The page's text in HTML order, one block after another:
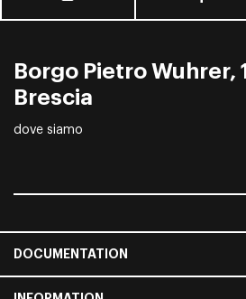
Borgo Pietro Wuhrer,
Brescia
dove siamo
DOCUMENTATION